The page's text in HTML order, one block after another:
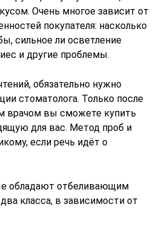
Очень многое зависит от
покупателя: насколько
сильное ли осветление
и другие проблемы.
обязательно нужно
стоматолога. Только после
врачом вы сможете купить
для вас. Метод проб и
если речь идёт о
обладают отбеливающим
класса, в зависимости от